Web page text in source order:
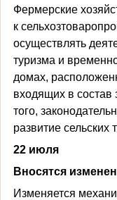
Фермерские
к
осуществлять
туризма и
домах,
входящих в состав
того,
развитие сельских
22 июля
Вносятся
Изменяется